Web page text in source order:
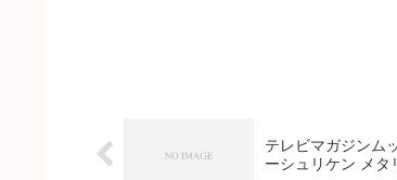
テレビマガジンム
ーシュリケン メタ